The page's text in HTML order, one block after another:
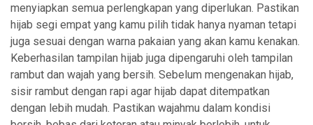
menyiapkan semua perlengkapan yang diperlukan. Pastikan
hijab segi empat yang kamu pilih tidak hanya nyaman tetapi
juga sesuai dengan warna pakaian yang akan kamu kenakan.
Keberhasilan tampilan hijab juga dipengaruhi oleh tampilan
rambut dan wajah yang bersih. Sebelum mengenakan hijab,
sisir rambut dengan rapi agar hijab dapat ditempatkan
dengan lebih mudah. Pastikan wajahmu dalam kondisi